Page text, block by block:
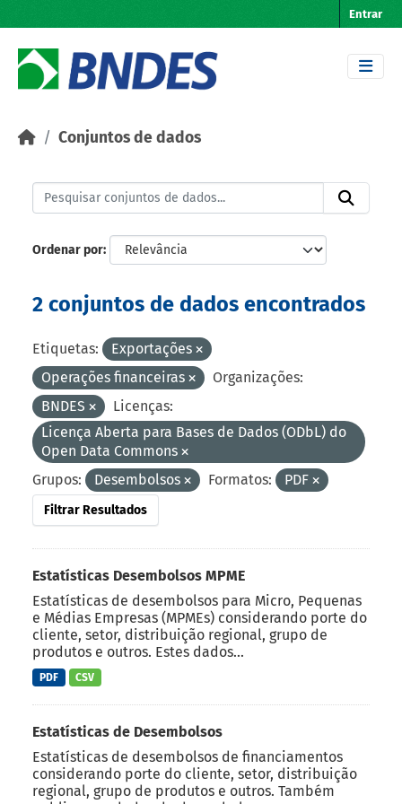
Entrar
Conjuntos de dados
Ordenar por
2 conjuntos de dados encontrados
Etiquetas:
Exportações
Operações financeiras
Organizações:
BNDES
Licenças:
Licença Aberta para Bases de Dados (ODbL) do
Open Data Commons
Grupos:
Desembolsos Formatos: PDF
Filtrar Resultados
Estatísticas Desembolsos MPME
Estatísticas de desembolsos para Micro, Pequenas
e Médias Empresas (MPMEs) considerando porte do
cliente, setor, distribuição regional, grupo de
produtos e outros. Estes dados...
PDF CSV
Estatísticas de Desembolsos
Estatísticas de desembolsos de financiamentos
considerando porte do cliente, setor, distribuição
regional, grupo de produtos e outros. Também